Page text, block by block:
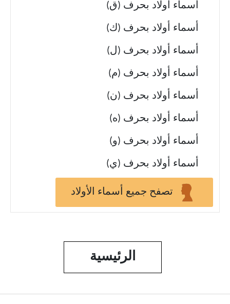
أسماء أولاد بحرف (ق)
أسماء أولاد بحرف (ك)
أسماء أولاد بحرف (ل)
أسماء أولاد بحرف (م)
أسماء أولاد بحرف (ن)
أسماء أولاد بحرف (ه)
أسماء أولاد بحرف (و)
أسماء أولاد بحرف (ي)
تصفح جميع أسماء الأولاد
الرئيسية